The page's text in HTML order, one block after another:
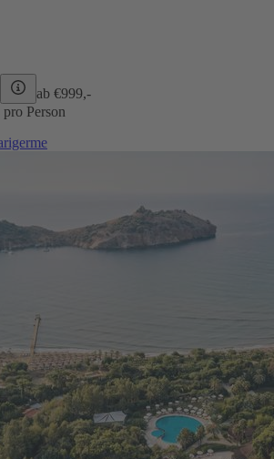
ab €999,-
pro Person